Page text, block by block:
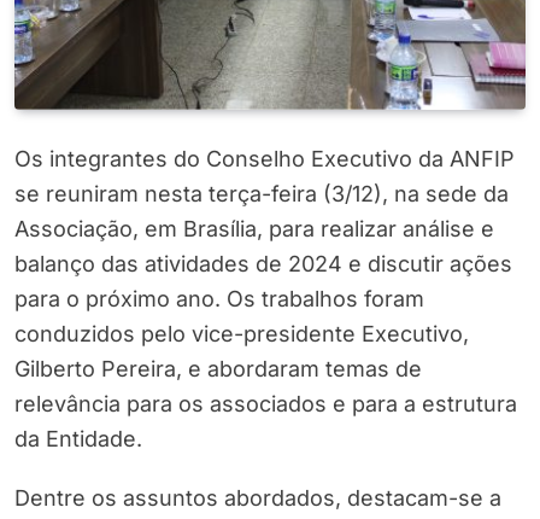
Os integrantes do Conselho Executivo da ANFIP
se reuniram nesta terça-feira (3/12), na sede da
Associação, em Brasília, para realizar análise e
balanço das atividades de 2024 e discutir ações
para o próximo ano. Os trabalhos foram
conduzidos pelo vice-presidente Executivo,
Gilberto Pereira, e abordaram temas de
relevância para os associados e para a estrutura
da Entidade.
Dentre os assuntos abordados, destacam-se a